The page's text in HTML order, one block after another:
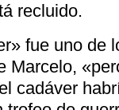
recluido.
fue uno de
Marcelo,
cadáver